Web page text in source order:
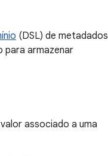
(DSL) de metadados
para armazenar
associado a uma